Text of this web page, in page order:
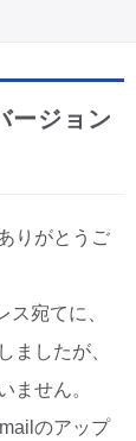
ージョン
りがとうご
宛てに、
ましたが、
ません。
のアップ